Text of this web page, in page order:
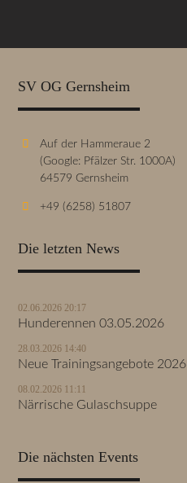
SV OG Gernsheim
Auf der Hammeraue 2
(Google: Pfälzer Str. 1000A)
64579 Gernsheim
+49 (6258) 51807
Die letzten News
02.06.2026 20:17
Hunderennen 03.05.2026
28.03.2026 14:40
Neue Trainingsangebote 2026
08.02.2026 11:11
Närrische Gulaschsuppe
Die nächsten Events